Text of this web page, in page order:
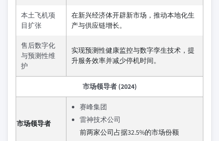
本土飞机项
目扩张
在新兴经济体开辟新市场，推动本地化生
产与供应链增长。
售后数字化
与预测性维
护
实现预测性健康监控与数字孪生技术，提
升服务效率并减少停机时间。
市场领导者 (2024)
市场领导者
赛峰集团
雷神技术公司
前两家公司占据32.5%的市场份额